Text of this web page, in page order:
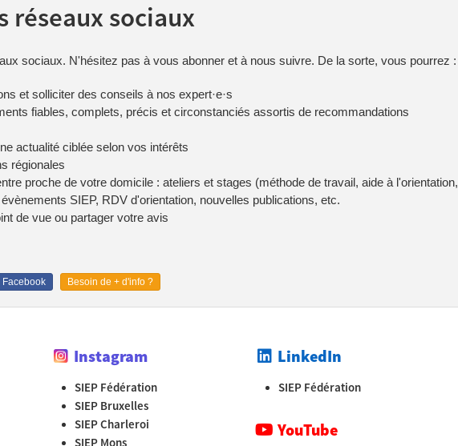
réseaux sociaux
sociaux. N'hésitez pas à vous abonner et à nous suivre. De la sorte, vous pourrez :
et solliciter des conseils à nos expert·e·s
fiables, complets, précis et circonstanciés assortis de recommandations
actualité ciblée selon vos intérêts
régionales
proche de votre domicile : ateliers et stages (méthode de travail, aide à l'orientation,
SIEP, RDV d'orientation, nouvelles publications, etc.
de vue ou partager votre avis
Facebook Besoin de + d'info ?
Instagram
SIEP Fédération
SIEP Bruxelles
SIEP Charleroi
LinkedIn
SIEP Fédération
YouTube